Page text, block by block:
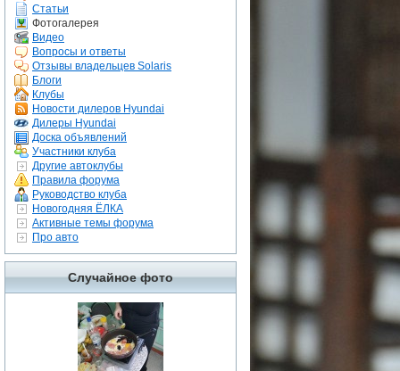
Статьи
Фотогалерея
Видео
Вопросы и ответы
Отзывы владельцев Solaris
Блоги
Клубы
Новости дилеров Hyundai
Дилеры Hyundai
Доска объявлений
Участники клуба
Другие автоклубы
Правила форума
Руководство клуба
Новогодняя ЁЛКА
Активные темы форума
Про авто
Случайное фото